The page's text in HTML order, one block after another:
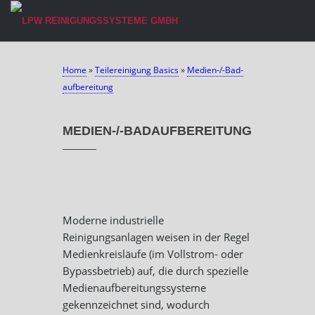
Home »Teilereinigung Basics » Medien-/-Bad­
aufbereitung
MEDIEN-/-BADAUFBEREITUNG
Moderne industrielle
Reinigungsanlagen weisen in der Regel
Medienkreisläufe (im Vollstrom- oder
Bypassbetrieb) auf, die durch spezielle
Medienaufbereitungssysteme
gekennzeichnet sind, wodurch